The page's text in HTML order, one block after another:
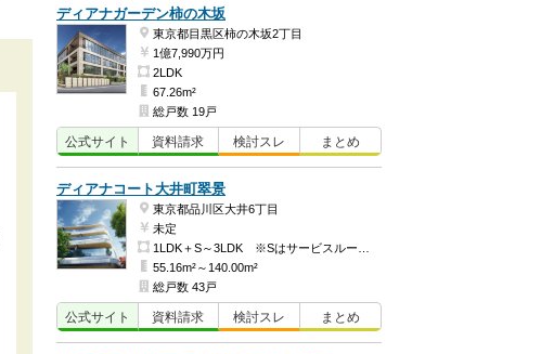
ディアナガーデン柿の木坂
東京都目黒区柿の木坂2丁目
1億7,990万円
2LDK
67.26m²
総戸数 19戸
公式サイト 資料請求 検討スレ まとめ
ディアナコート大井町翠景
東京都品川区大井6丁目
未定
55.16m²～140.00m²
総戸数 43戸
公式サイト 資料請求 検討スレ まとめ